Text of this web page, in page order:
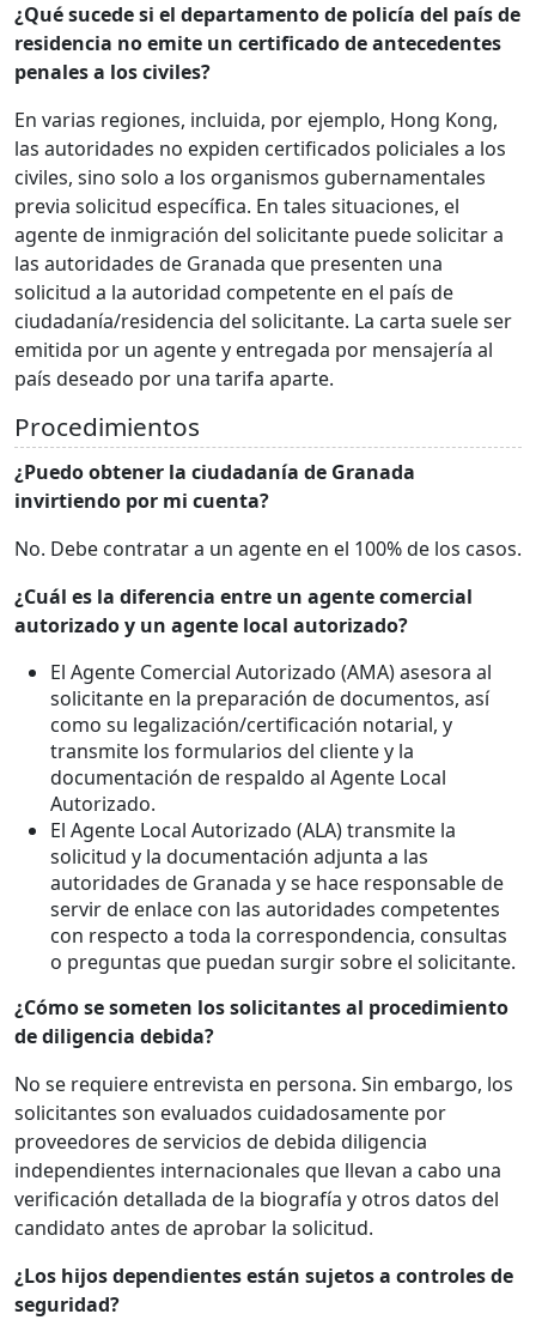
¿Qué sucede si el departamento de policía del país de
residencia no emite un certificado de antecedentes
penales a los civiles?
En varias regiones, incluida, por ejemplo, Hong Kong,
las autoridades no expiden certificados policiales a los
civiles, sino solo a los organismos gubernamentales
previa solicitud específica. En tales situaciones, el
agente de inmigración del solicitante puede solicitar a
las autoridades de Granada que presenten una
solicitud a la autoridad competente en el país de
ciudadanía/residencia del solicitante. La carta suele ser
emitida por un agente y entregada por mensajería al
país deseado por una tarifa aparte.
Procedimientos
¿Puedo obtener la ciudadanía de Granada
invirtiendo por mi cuenta?
No. Debe contratar a un agente en el 100% de los casos.
¿Cuál es la diferencia entre un agente comercial
autorizado y un agente local autorizado?
El Agente Comercial Autorizado (AMA) asesora al
solicitante en la preparación de documentos, así
como su legalización/certificación notarial, y
transmite los formularios del cliente y la
documentación de respaldo al Agente Local
Autorizado.
El Agente Local Autorizado (ALA) transmite la
solicitud y la documentación adjunta a las
autoridades de Granada y se hace responsable de
servir de enlace con las autoridades competentes
con respecto a toda la correspondencia, consultas
o preguntas que puedan surgir sobre el solicitante.
¿Cómo se someten los solicitantes al procedimiento
de diligencia debida?
No se requiere entrevista en persona. Sin embargo, los
solicitantes son evaluados cuidadosamente por
proveedores de servicios de debida diligencia
independientes internacionales que llevan a cabo una
verificación detallada de la biografía y otros datos del
candidato antes de aprobar la solicitud.
¿Los hijos dependientes están sujetos a controles de
seguridad?